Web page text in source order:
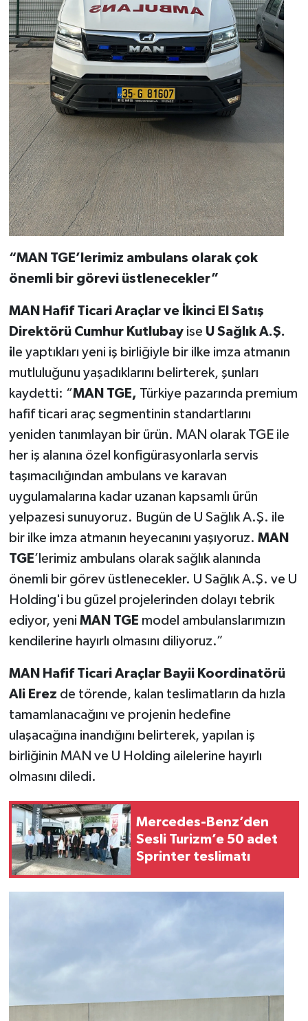
“MAN TGE’lerimiz ambulans olarak çok
önemli bir görevi üstlenecekler”
MAN Hafif Ticari Araçlar ve İkinci El Satış
Direktörü Cumhur Kutlubay ise U Sağlık A.Ş.
ile yaptıkları yeni iş birliğiyle bir ilke imza atmanın
mutluluğunu yaşadıklarını belirterek, şunları
kaydetti: “MAN TGE, Türkiye pazarında premium
hafif ticari araç segmentinin standartlarını
yeniden tanımlayan bir ürün. MAN olarak TGE ile
her iş alanına özel konfigürasyonlarla servis
taşımacılığından ambulans ve karavan
uygulamalarına kadar uzanan kapsamlı ürün
yelpazesi sunuyoruz. Bugün de U Sağlık A.Ş. ile
bir ilke imza atmanın heyecanını yaşıyoruz. MAN
TGE’lerimiz ambulans olarak sağlık alanında
önemli bir görev üstlenecekler. U Sağlık A.Ş. ve U
Holding'i bu güzel projelerinden dolayı tebrik
ediyor, yeni MAN TGE model ambulanslarımızın
kendilerine hayırlı olmasını diliyoruz.”
MAN Hafif Ticari Araçlar Bayii Koordinatörü
Ali Erez de törende, kalan teslimatların da hızla
tamamlanacağını ve projenin hedefine
ulaşacağına inandığını belirterek, yapılan iş
birliğinin MAN ve U Holding ailelerine hayırlı
olmasını diledi.
Mercedes-Benz’den
Sesli Turizm’e 50 adet
Sprinter teslimatı